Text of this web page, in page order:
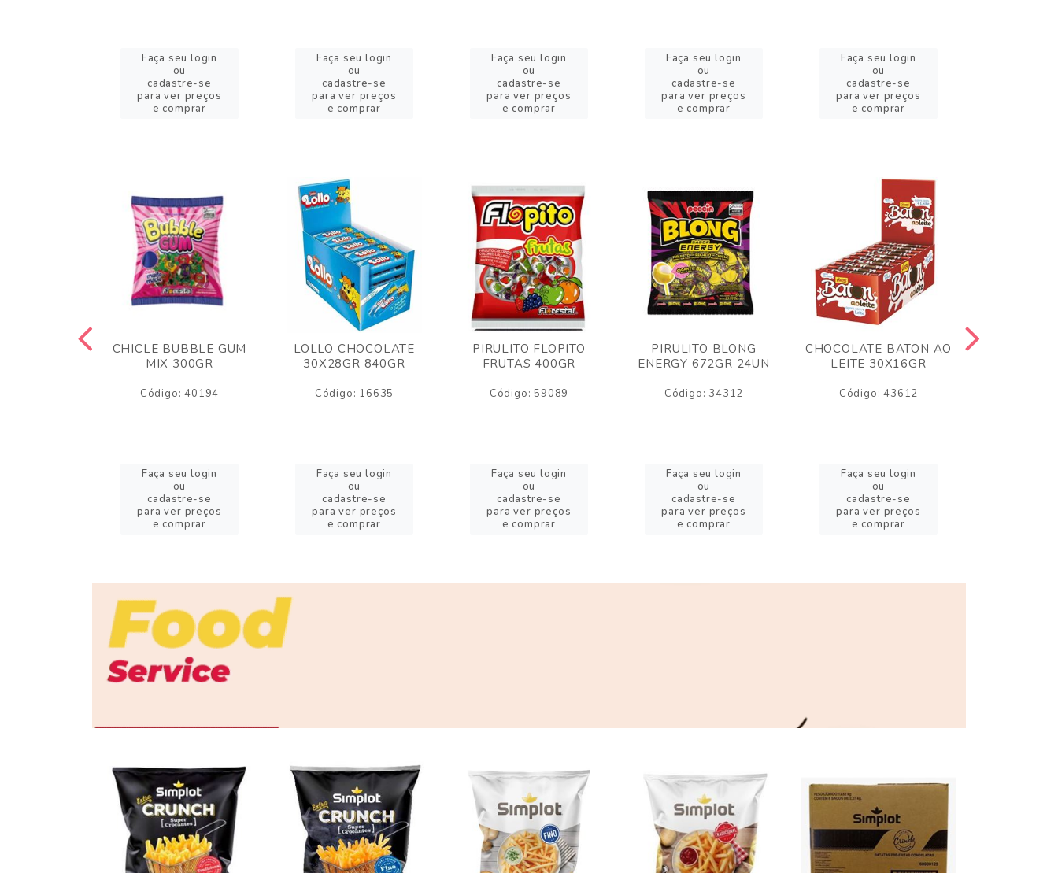
Faça seu login
ou
cadastre-se
para ver preços
e comprar
Faça seu login
ou
cadastre-se
para ver preços
e comprar
Faça seu login
ou
cadastre-se
para ver preços
e comprar
Faça seu login
ou
cadastre-se
para ver preços
e comprar
Faça seu login
ou
cadastre-se
para ver preços
e comprar
CHICLE BUBBLE GUM
MIX 300GR
Código: 40194
Faça seu login
ou
cadastre-se
para ver preços
e comprar
LOLLO CHOCOLATE
30X28GR 840GR
Código: 16635
Faça seu login
ou
cadastre-se
para ver preços
e comprar
PIRULITO FLOPITO
FRUTAS 400GR
Código: 59089
Faça seu login
ou
cadastre-se
para ver preços
e comprar
PIRULITO BLONG
ENERGY 672GR 24UN
Código: 34312
Faça seu login
ou
cadastre-se
para ver preços
e comprar
CHOCOLATE BATON AO
LEITE 30X16GR
Código: 43612
Faça seu login
ou
cadastre-se
para ver preços
e comprar